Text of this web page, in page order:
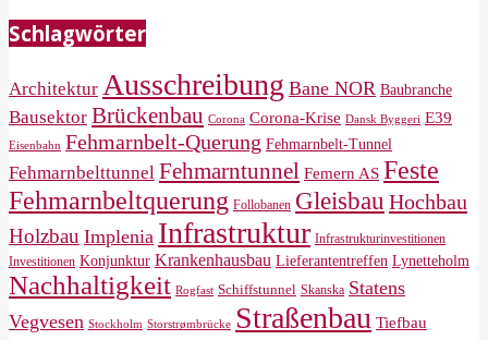
Schlagwörter
Architektur Ausschreibung Bane NOR Baubranche
Bausektor Brückenbau Corona Corona-Krise Dansk Byggeri E39
Eisenbahn Fehmarnbelt-Querung Fehmarnbelt-Tunnel
Fehmarnbelttunnel Fehmarntunnel Femern AS Feste
Fehmarnbeltquerung Follobanen Gleisbau Hochbau
Holzbau Implenia Infrastruktur Infrastrukturinvestitionen
Investitionen Konjunktur Krankenhausbau Lieferantentreffen Lynetteholm
Nachhaltigkeit Rogfast Schiffstunnel Skanska Statens
Vegvesen Stockholm Storstrømbrücke Straßenbau Tiefbau